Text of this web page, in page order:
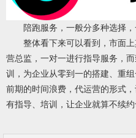
陪跑服务，一般分多种选择
整体看下来可以看到，市面
营总监，一对一进行指导服务，
训，为企业从零到一的搭建、重
前期的时间浪费，代运营的形式
有指导、培训，让企业就算不续约